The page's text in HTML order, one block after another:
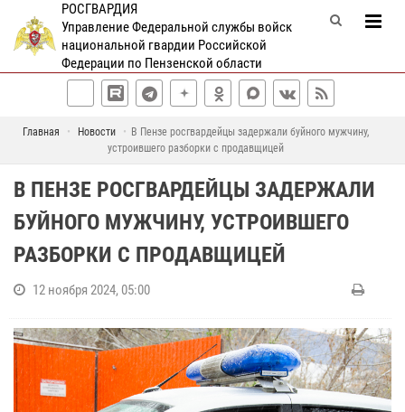
РОСГВАРДИЯ
Управление Федеральной службы войск
национальной гвардии Российской
Федерации по Пензенской области
Главная Новости
В Пензе росгвардейцы задержали буйного мужчину,
устроившего разборки с продавщицей
В ПЕНЗЕ РОСГВАРДЕЙЦЫ ЗАДЕРЖАЛИ
БУЙНОГО МУЖЧИНУ, УСТРОИВШЕГО
РАЗБОРКИ С ПРОДАВЩИЦЕЙ
12 ноября 2024, 05:00